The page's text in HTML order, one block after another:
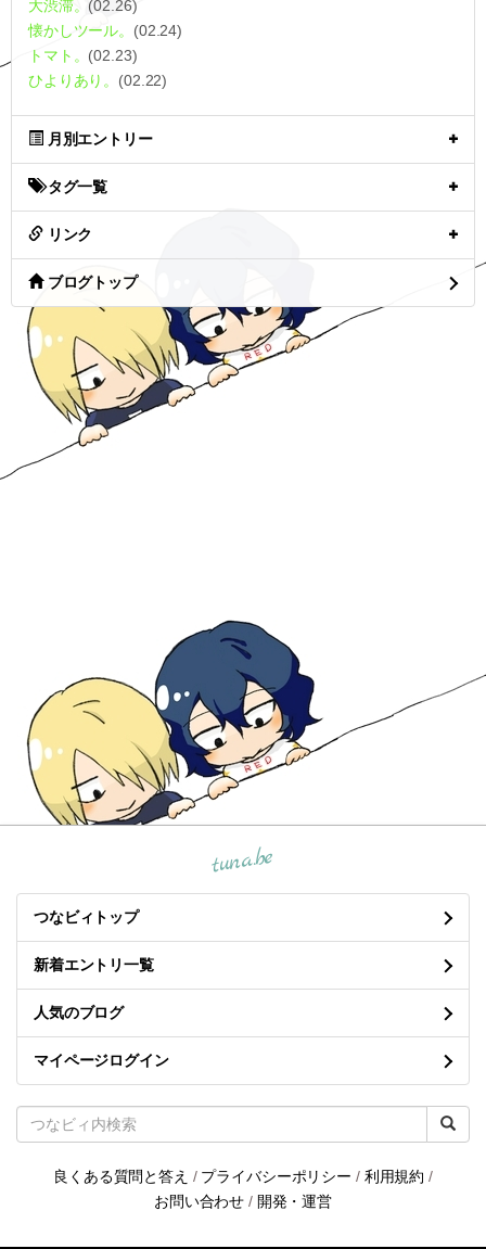
大渋滞。 (02.26)
懐かしツール。 (02.24)
トマト。 (02.23)
ひよりあり。 (02.22)
月別エントリー
タグ一覧
リンク
ブログトップ
tuna.be
つなビィトップ
新着エントリ一覧
人気のブログ
マイページログイン
良くある質問と答え / プライバシーポリシー / 利用規約 /
お問い合わせ / 開発・運営